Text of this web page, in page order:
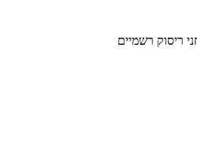
ריסוק רשמיים